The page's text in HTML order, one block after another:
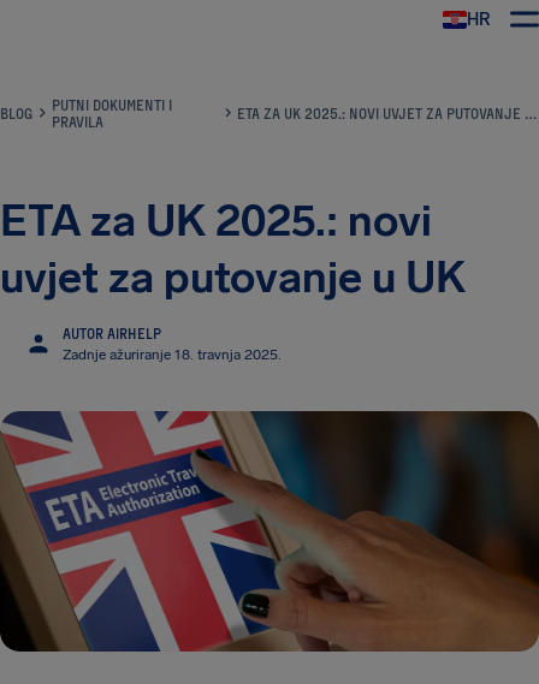
HR
BLOG
PUTNI DOKUMENTI I
PRAVILA
ETA ZA UK 2025.: NOVI UVJET ZA PUTOVANJE U UK
ETA za UK 2025.: novi
uvjet za putovanje u UK
AUTOR AIRHELP
Zadnje ažuriranje 18. travnja 2025.